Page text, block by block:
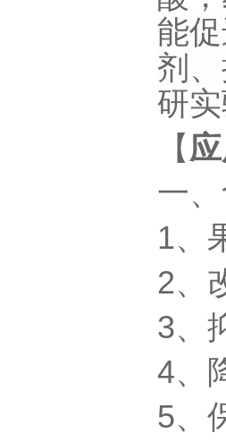
能
剂
研
【
一、
1、
2、
3、
4、
5、